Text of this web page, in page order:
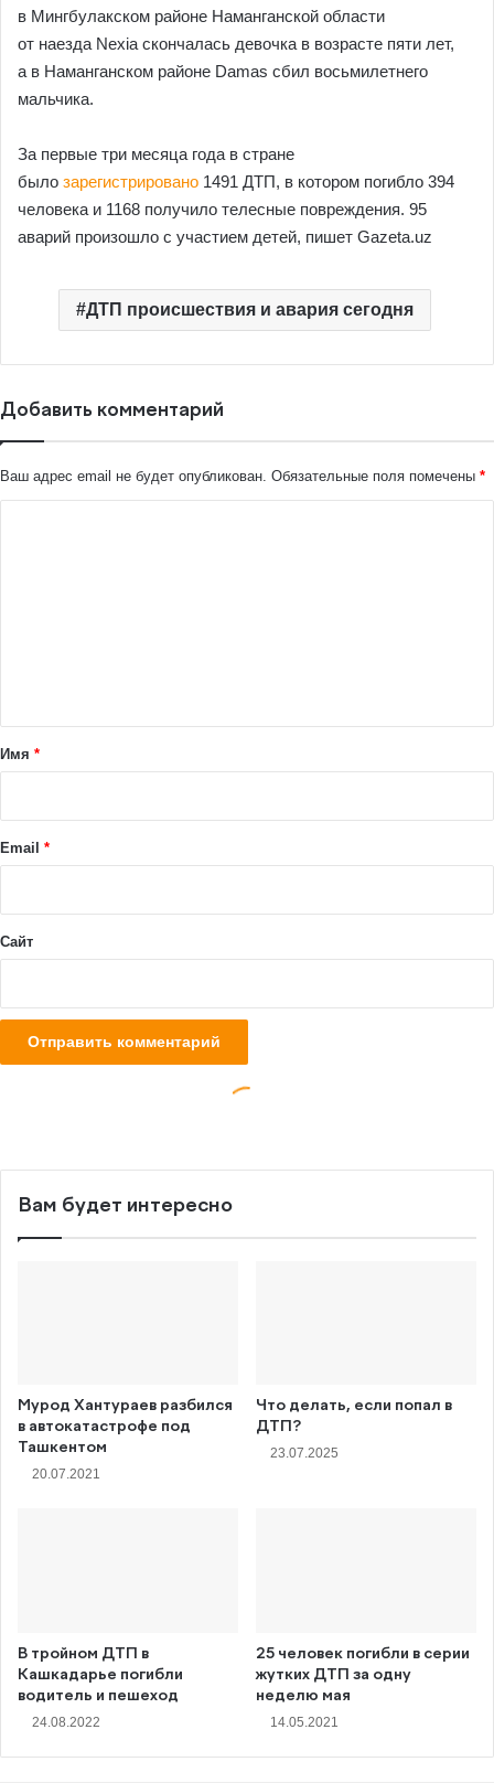
Вам будет интересно
Мурод Хантураев разбился
в автокатастрофе под
Ташкентом
20.07.2021
Что делать, если попал в
ДТП?
23.07.2025
В тройном ДТП в
Кашкадарье погибли
водитель и пешеход
24.08.2022
25 человек погибли в серии
жутких ДТП за одну
неделю мая
14.05.2021